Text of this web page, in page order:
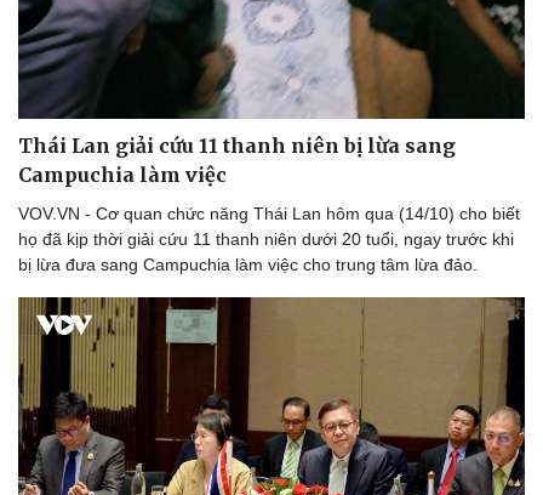
Thể thao
Bóng đá
Lịch thi đấu bóng đá
Thế giới thể thao
eSports
Hậu trường
Ô tô - Xe máy
Ô tô
Xe máy
Thái Lan giải cứu 11 thanh niên bị lừa sang
Campuchia làm việc
VOV.VN - Cơ quan chức năng Thái Lan hôm qua (14/10) cho biết
họ đã kịp thời giải cứu 11 thanh niên dưới 20 tuổi, ngay trước khi
bị lừa đưa sang Campuchia làm việc cho trung tâm lừa đảo.